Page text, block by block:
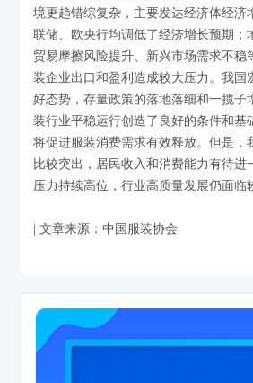
境更趋错综复杂，主要发达经济体经济
联储、欧央行均调低了经济增长预期；
贸易摩擦风险提升、新兴市场需求不稳
装企业出口和盈利造成较大压力。我国
好态势，存量政策的落地落细和一揽子
装行业平稳运行创造了良好的条件和基
将促进服装消费需求有效释放。但是，
比较突出，居民收入和消费能力有待进
压力持续高位，行业高质量发展仍面临
| 文章来源：中国服装协会